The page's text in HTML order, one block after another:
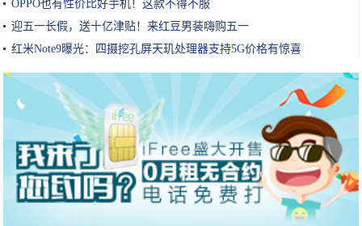
OPPO也有性价比好手机！这款不得不服
迎五一长假，送十亿津贴！来红豆男装嗨购五一
红米Note9曝光：四摄挖孔屏天玑处理器支持5G价格有惊喜